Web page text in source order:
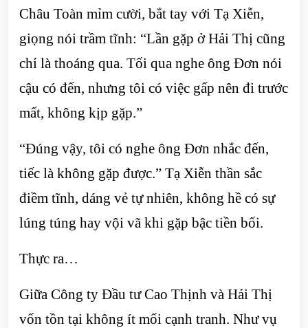
Châu Toàn mỉm cười, bắt tay với Tạ Xiễn,
giọng nói trầm tĩnh: “Lần gặp ở Hải Thị cũng
chỉ là thoáng qua. Tối qua nghe ông Đơn nói
cậu có đến, nhưng tôi có việc gấp nên đi trước
mất, không kịp gặp.”
“Đúng vậy, tôi có nghe ông Đơn nhắc đến,
tiếc là không gặp được.” Tạ Xiễn thần sắc
điềm tĩnh, dáng vẻ tự nhiên, không hề có sự
lúng túng hay vội vã khi gặp bậc tiền bối.
Thực ra…
Giữa Công ty Đầu tư Cao Thịnh và Hải Thị
vốn tồn tại không ít mối cạnh tranh. Như vụ